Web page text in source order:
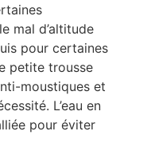
mal d’altitude
pour certaines
petite trousse
moustiques et
L’eau en
pour éviter